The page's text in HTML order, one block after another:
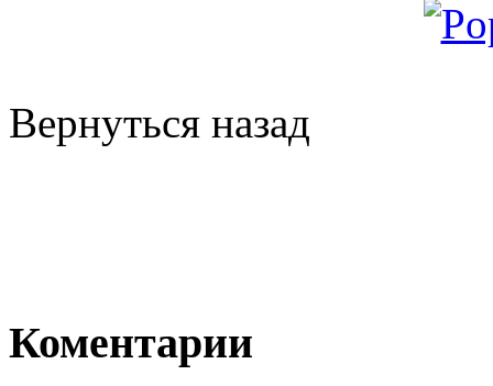
Вернуться назад
Коментарии